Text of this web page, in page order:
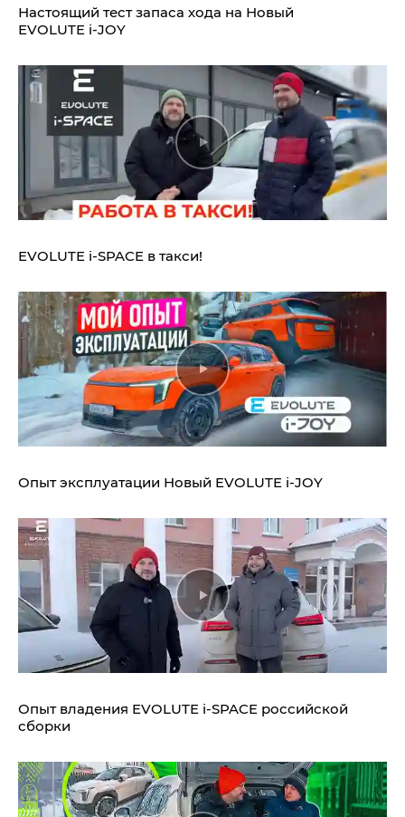
Настоящий тест запаса хода на Новый
EVOLUTE i‑JOY
EVOLUTE i‑SPACE в такси!
Опыт эксплуатации Новый EVOLUTE i‑JOY
Опыт владения EVOLUTE i‑SPACE российской
сборки